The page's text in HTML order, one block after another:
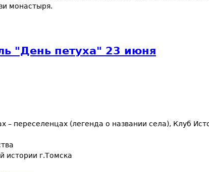
монастыря.
"День петуха" 23 июня
переселенцах (легенда о названии села), Клуб
истории г.Томска